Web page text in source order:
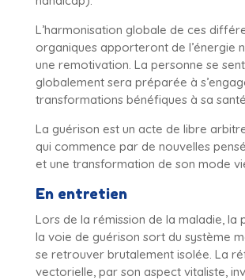
L’harmonisation globale de ces
organiques apporteront de l’énergie
une remotivation. La personne se
globalement sera préparée à
transformations bénéfiques à sa
La guérison est un acte de libre
qui commence par de nouvelles
et une transformation de son mode
En entretien
Lors de la rémission de la maladie, la
la voie de guérison sort du système
se retrouver brutalement isolée. La
vectorielle, par son aspect vitaliste,